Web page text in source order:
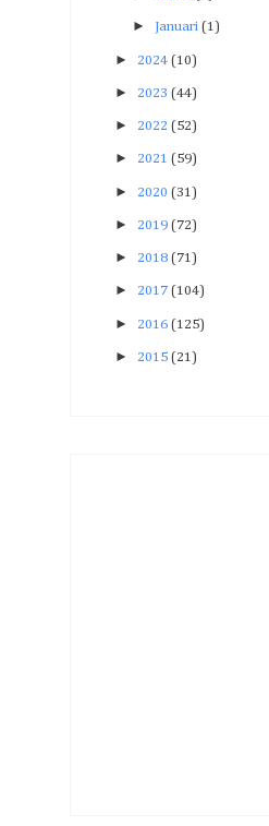
► Januari (1)
► 2024 (10)
► 2023 (44)
► 2022 (52)
► 2021 (59)
► 2020 (31)
► 2019 (72)
► 2018 (71)
► 2017 (104)
► 2016 (125)
► 2015 (21)